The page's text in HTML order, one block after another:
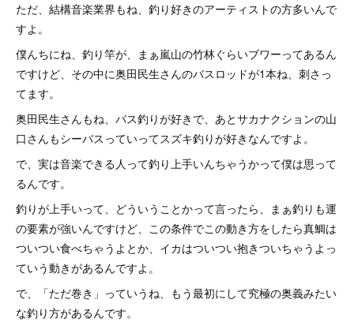
ただ、結構音楽業界もね、釣り好きのアーティストの方多いんで
すよ。
僕んちにね、釣り竿が、まぁ嵐山の竹林ぐらいブワーってあるん
ですけど、その中に奥田民生さんのバスロッドが1本ね、刺さっ
てます。
奥田民生さんもね、バス釣りが好きで、あとサカナクションの山
口さんもシーバスっていってスズキ釣りが好きなんですよ。
で、実は音楽できる人って釣り上手いんちゃうかって僕は思って
るんです。
釣りが上手いって、どういうことかって言ったら、まぁ釣りも運
の要素が強いんですけど、この条件でこの動き方をしたら真鯛は
ついつい食べちゃうよとか、イカはついつい抱きついちゃうよっ
ていう動きがあるんですよ。
で、「ただ巻き」っていうね、もう最初にして究極の奥義みたい
な釣り方があるんです。